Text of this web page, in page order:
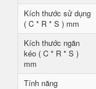
Kích thước sử dụng
( C * R * S ) mm
Kích thước ngăn
kéo ( C * R * S )
mm
Tính năng